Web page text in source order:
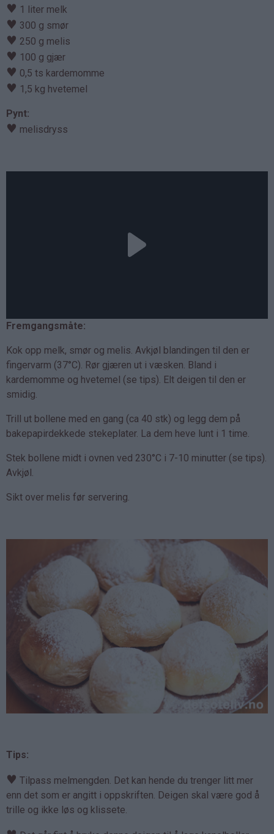
♥ 1 liter melk
♥ 300 g smør
♥ 250 g melis
♥ 100 g gjær
♥ 0,5 ts kardemomme
♥ 1,5 kg hvetemel
Pynt:
♥ melisdryss
Fremgangsmåte:
Kok opp melk, smør og melis. Avkjøl blandingen til den er
fingervarm (37°C). Rør gjæren ut i væsken. Bland i
kardemomme og hvetemel (se tips). Elt deigen til den er
smidig.
Trill ut bollene med en gang (ca 40 stk) og legg dem på
bakepapirdekkede stekeplater. La dem heve lunt i 1 time.
Stek bollene midt i ovnen ved 230°C i 7-10 minutter (se tips).
Avkjøl.
Sikt over melis før servering.
Tips:
♥ Tilpass melmengden. Det kan hende du trenger litt mer
enn det som er angitt i oppskriften. Deigen skal være god å
trille og ikke løs og klissete.